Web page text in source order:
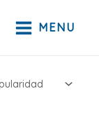
MENU